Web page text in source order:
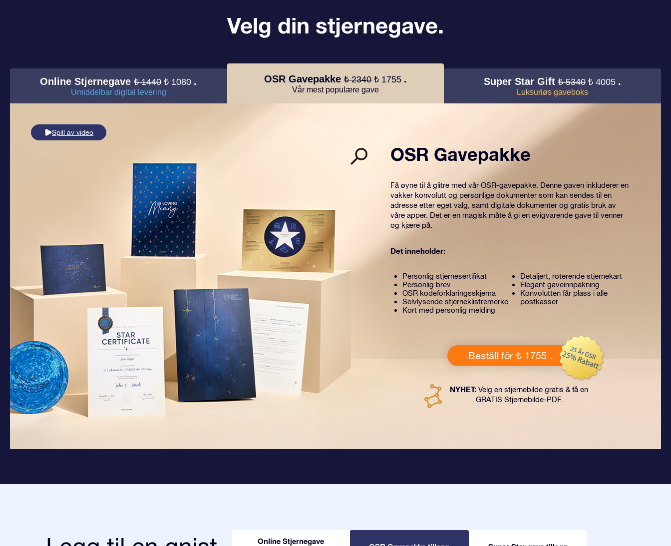
Velg din stjernegave.
Online Stjernegave₺ 1440 ₺ 1080 .
Umiddelbar digital levering
OSR Gavepakke ₺ 2340 ₺ 1755 .
Vår mest populære gave
Super Star Gift₺ 5340 ₺ 4005 .
Luksuriøs gaveboks
Spill av video
OSR Gavepakke
Få øyne til å glitre med vår OSR-gavepakke. Denne gaven inkluderer en
vakker konvolutt og personlige dokumenter som kan sendes til en
adresse etter eget valg, samt digitale dokumenter og gratis bruk av
våre apper. Det er en magisk måte å gi en evigvarende gave til venner
og kjære på.
Det inneholder:
Personlig stjernesertifikat
Personlig brev
OSR kodeforklaringsskjema
Selvlysende stjerneklistremerke
Kort med personlig melding
Detaljert, roterende stjernekart
Elegant gaveinnpakning
Konvolutten får plass i alle
postkasser
Beställ för ₺ 1755 .
NYHET: Velg en stjernebilde gratis & få en
GRATIS Stjernebilde-PDF.
Online Stjernegave